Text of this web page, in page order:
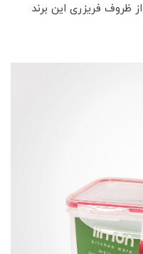
ظروف فریزری این برند